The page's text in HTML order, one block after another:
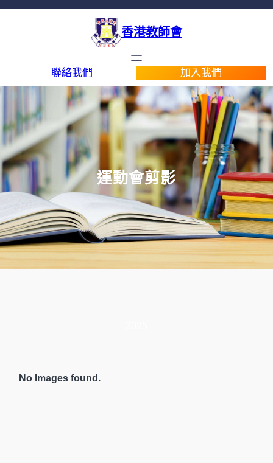
香港教師會
聯絡我們 加入我們
運動會剪影
No Images found.